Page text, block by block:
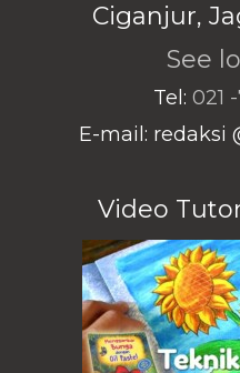
Ciganjur,
See
Tel: 021
E-mail: redaksi
Video